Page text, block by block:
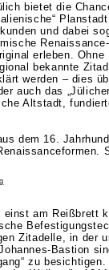
bietet die
und dabei
erleben.
bekannte
werden – dies
auch das
Altstadt,
dem 16.
einst am Reißbrett
Zitadelle, in der
Bastion
zu